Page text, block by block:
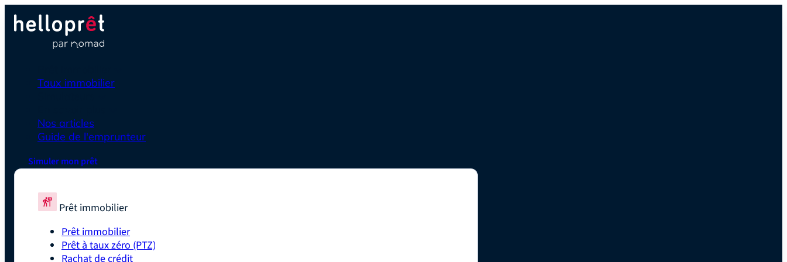
Taux immobilier
Nos articles
Guide de l'emprunteur
Simuler mon prêt
Prêt immobilier
Prêt immobilier
Prêt à taux zéro (PTZ)
Rachat de crédit